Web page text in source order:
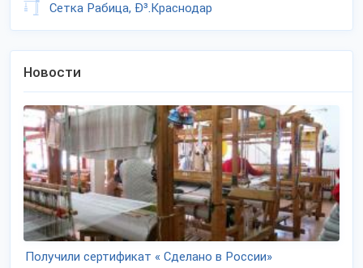
Сетка Рабица, Ð³.Краснодар
Новости
Получили сертификат « Сделано в России»